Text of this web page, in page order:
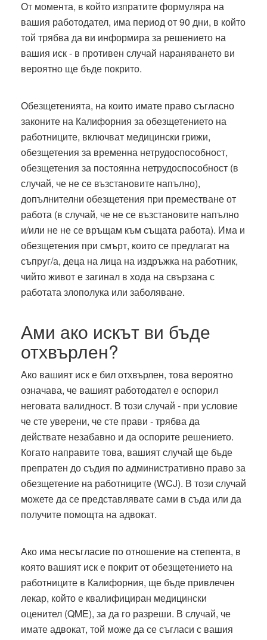
От момента, в който изпратите формуляра на
вашия работодател, има период от 90 дни, в който
той трябва да ви информира за решението на
вашия иск - в противен случай нараняването ви
вероятно ще бъде покрито.
Обезщетенията, на които имате право съгласно
законите на Калифорния за обезщетението на
работниците, включват медицински грижи,
обезщетения за временна нетрудоспособност,
обезщетения за постоянна нетрудоспособност (в
случай, че не се възстановите напълно),
допълнителни обезщетения при преместване от
работа (в случай, че не се възстановите напълно
и/или не не се връщам към същата работа). Има и
обезщетения при смърт, които се предлагат на
съпруг/а, деца на лица на издръжка на работник,
чийто живот е загинал в хода на свързана с
работата злополука или заболяване.
Ами ако искът ви бъде
отхвърлен?
Ако вашият иск е бил отхвърлен, това вероятно
означава, че вашият работодател е оспорил
неговата валидност. В този случай - при условие
че сте уверени, че сте прави - трябва да
действате незабавно и да оспорите решението.
Когато направите това, вашият случай ще бъде
препратен до съдия по административно право за
обезщетение на работниците (WCJ). В този случай
можете да се представлявате сами в съда или да
получите помощта на адвокат.
Ако има несъгласие по отношение на степента, в
която вашият иск е покрит от обезщетението на
работниците в Калифорния, ще бъде привлечен
лекар, който е квалифициран медицински
оценител (QME), за да го разреши. В случай, че
имате адвокат, той може да се съгласи с вашия